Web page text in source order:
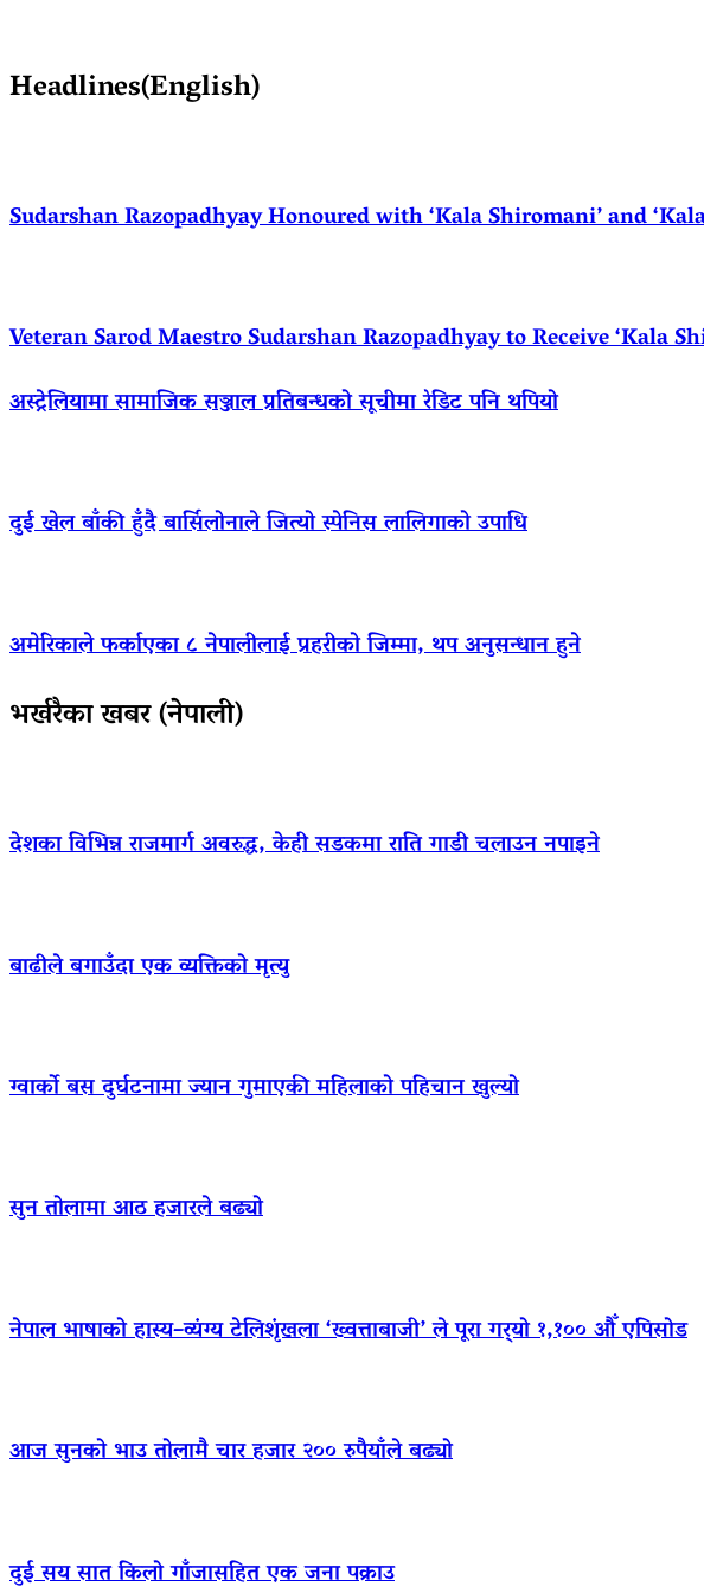
Headlines(English)
Sudarshan Razopadhyay Honoured with ‘Kala Shiromani’ and
Veteran Sarod Maestro Sudarshan Razopadhyay to Receive
अस्ट्रेलियामा सामाजिक सञ्जाल प्रतिबन्धको सूचीमा रेडिट पनि थपियो
दुई खेल बाँकी हुँदै बार्सिलोनाले जित्यो स्पेनिस लालिगाको उपाधि
अमेरिकाले फर्काएका ८ नेपालीलाई प्रहरीको जिम्मा, थप अनुसन्धान हुने
भर्खरैका खबर (नेपाली)
देशका विभिन्न राजमार्ग अवरुद्ध, केही सडकमा राति गाडी चलाउन नपाइने
बाढीले बगाउँदा एक व्यक्तिको मृत्यु
ग्वार्को बस दुर्घटनामा ज्यान गुमाएकी महिलाको पहिचान खुल्यो
सुन तोलामा आठ हजारले बढ्यो
नेपाल भाषाको हास्य–व्यंग्य टेलिशृंखला ‘ख्वत्ताबाजी’ ले पूरा गर्‍यो १,१०० औँ एपिसोड
आज सुनको भाउ तोलामै चार हजार २०० रुपैयाँले बढ्यो
दुई सय सात किलो गाँजासहित एक जना पक्राउ